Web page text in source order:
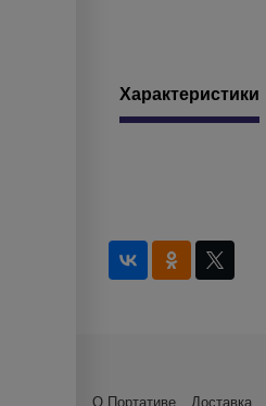
Характеристики
О Портативе Доставка